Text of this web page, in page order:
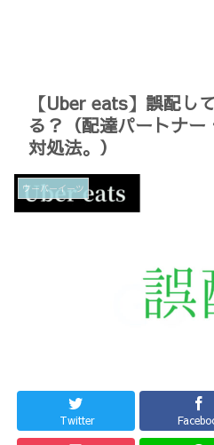
【Uber eats】誤配し
る？（配達パートナー
対処法。）
ウーバーイーツ
Twitter